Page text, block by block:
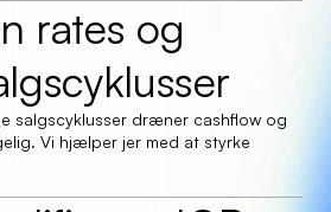
rates og
salgscyklusser dræner cashflow og
Vi hjælper jer med at styrke